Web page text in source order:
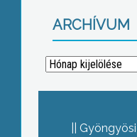
ARCHÍVUM
Archívum